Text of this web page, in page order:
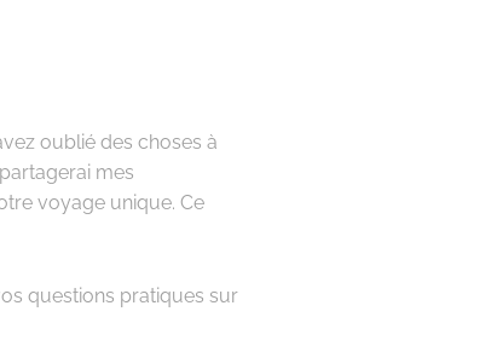
oublié des choses à
mes
voyage unique. Ce
questions pratiques sur